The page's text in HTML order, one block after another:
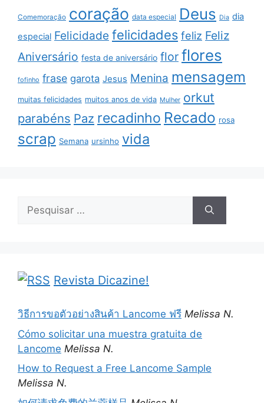
Comemoração coração data especial Deus Dia dia
especial Felicidade felicidades feliz Feliz
Aniversário festa de aniversário flor flores
fofinho frase garota Jesus Menina mensagem
muitas felicidades muitos anos de vida Mulher orkut
parabéns Paz recadinho Recado rosa
scrap Semana ursinho vida
Pesquisar
Revista Dicazine!
วิธีการขอตัวอย่างสินค้า Lancome ฟรี Melissa N.
Cómo solicitar una muestra gratuita de
Lancome Melissa N.
How to Request a Free Lancome Sample
Melissa N.